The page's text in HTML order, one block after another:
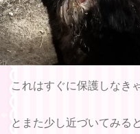
これはすぐに保護しなき
とまた少し近づいてみると